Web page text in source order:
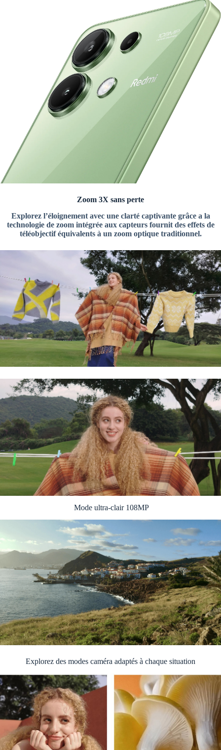
Zoom 3X sans perte
Explorez l’éloignement avec une clarté captivante grâce a la
technologie de zoom intégrée aux capteurs fournit des effets de
téléobjectif équivalents à un zoom optique traditionnel.
Mode ultra-clair 108MP
Explorez des modes caméra adaptés à chaque situation